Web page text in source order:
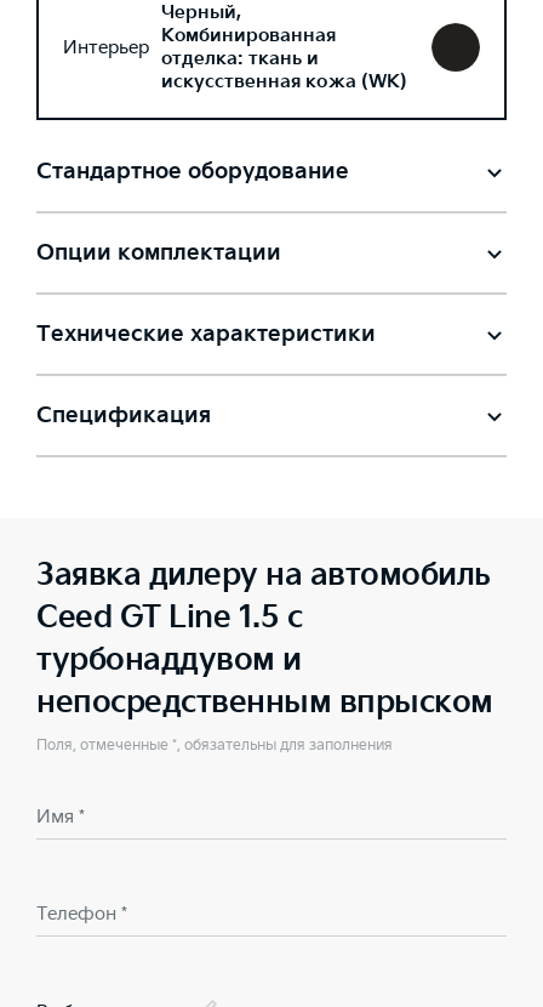
Интерьер
Черный,
Комбинированная
отделка: ткань и
искусственная кожа (WK)
Стандартное оборудование
Опции комплектации
Технические характеристики
Спецификация
Заявка дилеру на автомобиль
Ceed GT Line 1.5 с
турбонаддувом и
непосредственным впрыском
Поля, отмеченные *, обязательны для заполнения
Имя *
Телефон *